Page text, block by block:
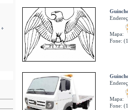
Mapa:
Fone:
Mapa:
Fone: